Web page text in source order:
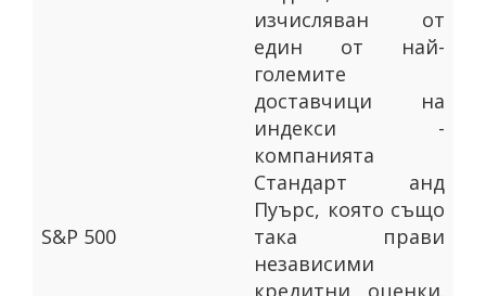
S&P 500
изчисляван от
един от най-
големите
доставчици на
индекси -
компанията
Стандарт анд
Пуърс, която също
така прави
независими